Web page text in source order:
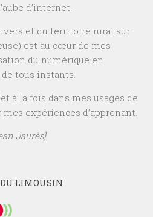
d’internet.
et du territoire rural sur
est au cœur de mes
du numérique en
tous instants.
à la fois dans mes usages de
expériences d’apprenant.
Jaurès]
DU LIMOUSIN